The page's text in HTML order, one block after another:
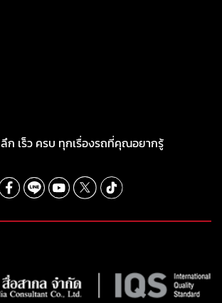
ลึก เร็ว ครบ ทุกเรื่องรถที่คุณอยากรู้